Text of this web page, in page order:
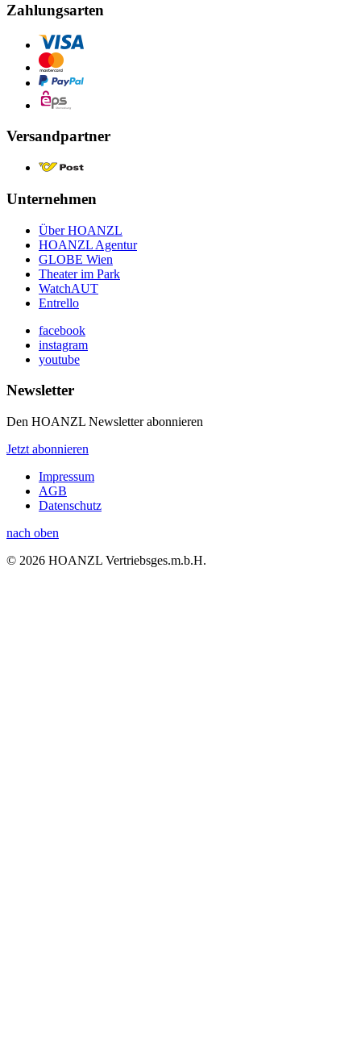
Zahlungsarten
Versandpartner
Unternehmen
Über HOANZL
HOANZL Agentur
GLOBE Wien
Theater im Park
WatchAUT
Entrello
facebook
instagram
youtube
Newsletter
Den HOANZL Newsletter abonnieren
Jetzt abonnieren
Impressum
AGB
Datenschutz
nach oben
© 2026 HOANZL Vertriebsges.m.b.H.